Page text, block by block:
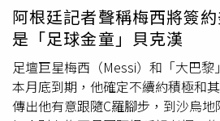
阿根廷記者聲稱梅西將簽
是「足球金童」貝克漢
足壇巨星梅西（Messi）和「大巴
本月底到期，他確定不續約積極和
傳出他有意跟隨C羅腳步，到沙烏地